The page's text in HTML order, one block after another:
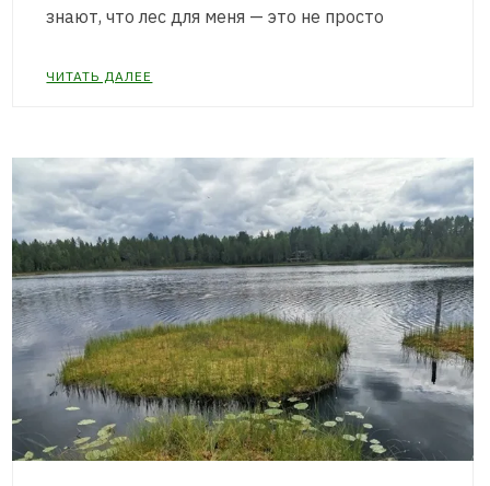
знают, что лес для меня — это не просто
ЧИТАТЬ ДАЛЕЕ